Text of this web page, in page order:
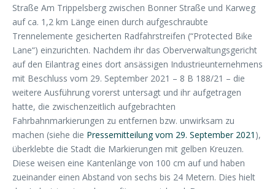
Straße Am Trippelsberg zwischen Bonner Straße und Karweg
auf ca. 1,2 km Länge einen durch aufgeschraubte
Trennelemente gesicherten Radfahrstreifen (“Protected Bike
Lane“) einzurichten. Nachdem ihr das Oberverwaltungsgericht
auf den Eilantrag eines dort ansässigen Industrieunternehmens
mit Beschluss vom 29. September 2021 – 8 B 188/21 – die
weitere Ausführung vorerst untersagt und ihr aufgetragen
hatte, die zwischenzeitlich aufgebrachten
Fahrbahnmarkierungen zu entfernen bzw. unwirksam zu
machen (siehe die Pressemitteilung vom 29. September 2021 ),
überklebte die Stadt die Markierungen mit gelben Kreuzen.
Diese weisen eine Kantenlänge von 100 cm auf und haben
zueinander einen Abstand von sechs bis 24 Metern. Dies hielt